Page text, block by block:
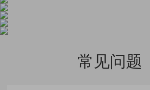
常见问题